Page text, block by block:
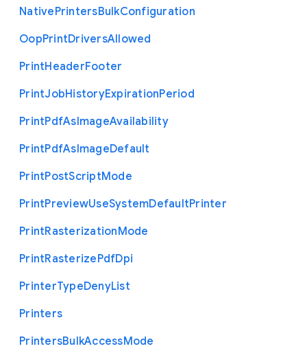
NativePrintersBulkConfiguration
OopPrintDriversAllowed
PrintHeaderFooter
PrintJobHistoryExpirationPeriod
PrintPdfAsImageAvailability
PrintPdfAsImageDefault
PrintPostScriptMode
PrintPreviewUseSystemDefaultPrinter
PrintRasterizationMode
PrintRasterizePdfDpi
PrinterTypeDenyList
Printers
PrintersBulkAccessMode